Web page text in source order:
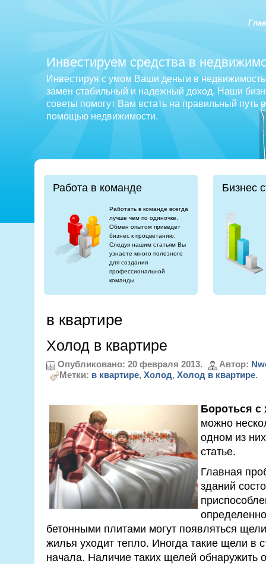
Инвестируем средства в
Инвестируя с умом Ваши деньги в
замен стабильный и надежный доход. Наши
советы помогут Вам встать на правильный путь
помощью недвижимости.
Работа в команде
Работать в команде всегда
лучше чем по одиночке.
Обмен опытом приведет
бизнес к процветанию.
Следуя нашим статьям Вы
узнаете много полезного
для создания
профессиональной
команды
Бизнес
в квартире
Холод в квартире
Опубликовано: 20 февраля 2013. Автор:
Метки: в квартире, Холод, Холод в квартире.
Бороться с
можно
одном из
статье.
Главная
зданий
бетонными плитами могут появляться
жилья уходит тепло. Иногда такие щели в
начала. Наличие таких щелей обнаружить